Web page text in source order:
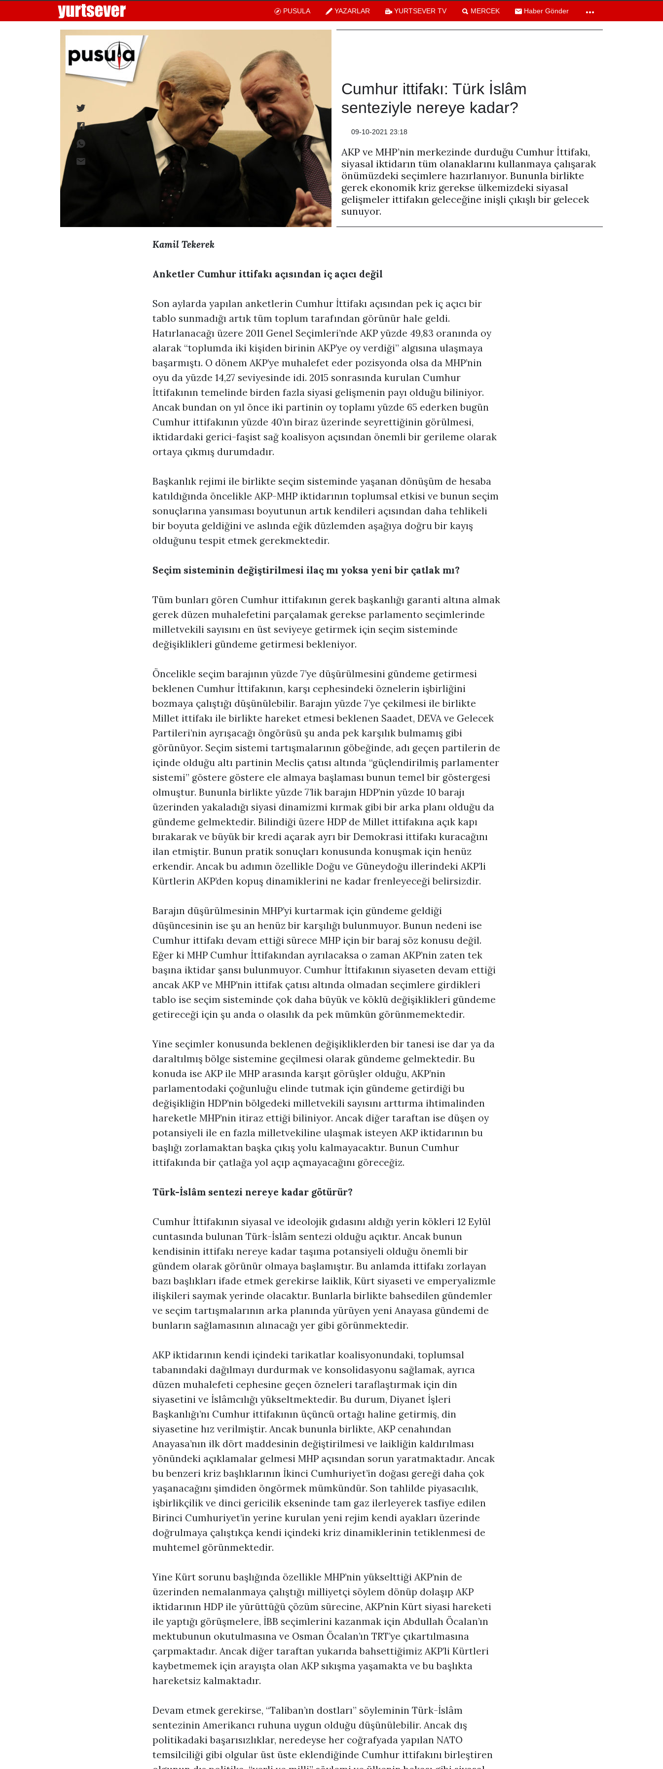
PUSULA YAZARLAR YURTSEVER TV MERCEK Haber Gönder
Cumhur ittifakı: Türk İslâm
senteziyle nereye kadar?
09-10-2021 23:18
AKP ve MHP’nin merkezinde durduğu Cumhur İttifakı,
siyasal iktidarın tüm olanaklarını kullanmaya çalışarak
önümüzdeki seçimlere hazırlanıyor. Bununla birlikte
gerek ekonomik kriz gerekse ülkemizdeki siyasal
gelişmeler ittifakın geleceğine inişli çıkışlı bir gelecek
sunuyor.
Kamil Tekerek
Anketler Cumhur ittifakı açısından iç açıcı değil
Son aylarda yapılan anketlerin Cumhur İttifakı açısından pek iç açıcı bir
tablo sunmadığı artık tüm toplum tarafından görünür hale geldi.
Hatırlanacağı üzere 2011 Genel Seçimleri’nde AKP yüzde 49,83 oranında oy
alarak “toplumda iki kişiden birinin AKP’ye oy verdiği” algısına ulaşmaya
başarmıştı. O dönem AKP’ye muhalefet eder pozisyonda olsa da MHP’nin
oyu da yüzde 14,27 seviyesinde idi. 2015 sonrasında kurulan Cumhur
İttifakının temelinde birden fazla siyasi gelişmenin payı olduğu biliniyor.
Ancak bundan on yıl önce iki partinin oy toplamı yüzde 65 ederken bugün
Cumhur ittifakının yüzde 40’ın biraz üzerinde seyrettiğinin görülmesi,
iktidardaki gerici-faşist sağ koalisyon açısından önemli bir gerileme olarak
ortaya çıkmış durumdadır.
Başkanlık rejimi ile birlikte seçim sisteminde yaşanan dönüşüm de hesaba
katıldığında öncelikle AKP-MHP iktidarının toplumsal etkisi ve bunun seçim
sonuçlarına yansıması boyutunun artık kendileri açısından daha tehlikeli
bir boyuta geldiğini ve aslında eğik düzlemden aşağıya doğru bir kayış
olduğunu tespit etmek gerekmektedir.
Seçim sisteminin değiştirilmesi ilaç mı yoksa yeni bir çatlak mı?
Tüm bunları gören Cumhur ittifakının gerek başkanlığı garanti altına almak
gerek düzen muhalefetini parçalamak gerekse parlamento seçimlerinde
milletvekili sayısını en üst seviyeye getirmek için seçim sisteminde
değişiklikleri gündeme getirmesi bekleniyor.
Öncelikle seçim barajının yüzde 7’ye düşürülmesini gündeme getirmesi
beklenen Cumhur İttifakının, karşı cephesindeki öznelerin işbirliğini
bozmaya çalıştığı düşünülebilir. Barajın yüzde 7’ye çekilmesi ile birlikte
Millet ittifakı ile birlikte hareket etmesi beklenen Saadet, DEVA ve Gelecek
Partileri’nin ayrışacağı öngörüsü şu anda pek karşılık bulmamış gibi
görünüyor. Seçim sistemi tartışmalarının göbeğinde, adı geçen partilerin de
içinde olduğu altı partinin Meclis çatısı altında “güçlendirilmiş parlamenter
sistemi” göstere göstere ele almaya başlaması bunun temel bir göstergesi
olmuştur. Bununla birlikte yüzde 7’lik barajın HDP’nin yüzde 10 barajı
üzerinden yakaladığı siyasi dinamizmi kırmak gibi bir arka planı olduğu da
gündeme gelmektedir. Bilindiği üzere HDP de Millet ittifakına açık kapı
bırakarak ve büyük bir kredi açarak ayrı bir Demokrasi ittifakı kuracağını
ilan etmiştir. Bunun pratik sonuçları konusunda konuşmak için henüz
erkendir. Ancak bu adımın özellikle Doğu ve Güneydoğu illerindeki AKP’li
Kürtlerin AKP’den kopuş dinamiklerini ne kadar frenleyeceği belirsizdir.
Barajın düşürülmesinin MHP’yi kurtarmak için gündeme geldiği
düşüncesinin ise şu an henüz bir karşılığı bulunmuyor. Bunun nedeni ise
Cumhur ittifakı devam ettiği sürece MHP için bir baraj söz konusu değil.
Eğer ki MHP Cumhur İttifakından ayrılacaksa o zaman AKP’nin zaten tek
başına iktidar şansı bulunmuyor. Cumhur İttifakının siyaseten devam ettiği
ancak AKP ve MHP’nin ittifak çatısı altında olmadan seçimlere girdikleri
tablo ise seçim sisteminde çok daha büyük ve köklü değişiklikleri gündeme
getireceği için şu anda o olasılık da pek mümkün görünmemektedir.
Yine seçimler konusunda beklenen değişikliklerden bir tanesi ise dar ya da
daraltılmış bölge sistemine geçilmesi olarak gündeme gelmektedir. Bu
konuda ise AKP ile MHP arasında karşıt görüşler olduğu, AKP’nin
parlamentodaki çoğunluğu elinde tutmak için gündeme getirdiği bu
değişikliğin HDP’nin bölgedeki milletvekili sayısını arttırma ihtimalinden
hareketle MHP’nin itiraz ettiği biliniyor. Ancak diğer taraftan ise düşen oy
potansiyeli ile en fazla milletvekiline ulaşmak isteyen AKP iktidarının bu
başlığı zorlamaktan başka çıkış yolu kalmayacaktır. Bunun Cumhur
ittifakında bir çatlağa yol açıp açmayacağını göreceğiz.
Türk-İslâm sentezi nereye kadar götürür?
Cumhur İttifakının siyasal ve ideolojik gıdasını aldığı yerin kökleri 12 Eylül
cuntasında bulunan Türk-İslâm sentezi olduğu açıktır. Ancak bunun
kendisinin ittifakı nereye kadar taşıma potansiyeli olduğu önemli bir
gündem olarak görünür olmaya başlamıştır. Bu anlamda ittifakı zorlayan
bazı başlıkları ifade etmek gerekirse laiklik, Kürt siyaseti ve emperyalizmle
ilişkileri saymak yerinde olacaktır. Bunlarla birlikte bahsedilen gündemler
ve seçim tartışmalarının arka planında yürüyen yeni Anayasa gündemi de
bunların sağlamasının alınacağı yer gibi görünmektedir.
AKP iktidarının kendi içindeki tarikatlar koalisyonundaki, toplumsal
tabanındaki dağılmayı durdurmak ve konsolidasyonu sağlamak, ayrıca
düzen muhalefeti cephesine geçen özneleri taraflaştırmak için din
siyasetini ve İslâmcılığı yükseltmektedir. Bu durum, Diyanet İşleri
Başkanlığı’nı Cumhur ittifakının üçüncü ortağı haline getirmiş, din
siyasetine hız verilmiştir. Ancak bununla birlikte, AKP cenahından
Anayasa’nın ilk dört maddesinin değiştirilmesi ve laikliğin kaldırılması
yönündeki açıklamalar gelmesi MHP açısından sorun yaratmaktadır. Ancak
bu benzeri kriz başlıklarının İkinci Cumhuriyet’in doğası gereği daha çok
yaşanacağını şimdiden öngörmek mümkündür. Son tahlilde piyasacılık,
işbirlikçilik ve dinci gericilik ekseninde tam gaz ilerleyerek tasfiye edilen
Birinci Cumhuriyet’in yerine kurulan yeni rejim kendi ayakları üzerinde
doğrulmaya çalıştıkça kendi içindeki kriz dinamiklerinin tetiklenmesi de
muhtemel görünmektedir.
Yine Kürt sorunu başlığında özellikle MHP’nin yükselttiği AKP’nin de
üzerinden nemalanmaya çalıştığı milliyetçi söylem dönüp dolaşıp AKP
iktidarının HDP ile yürüttüğü çözüm sürecine, AKP’nin Kürt siyasi hareketi
ile yaptığı görüşmelere, İBB seçimlerini kazanmak için Abdullah Öcalan’ın
mektubunun okutulmasına ve Osman Öcalan’ın TRT’ye çıkartılmasına
çarpmaktadır. Ancak diğer taraftan yukarıda bahsettiğimiz AKP’li Kürtleri
kaybetmemek için arayışta olan AKP sıkışma yaşamakta ve bu başlıkta
hareketsiz kalmaktadır.
Devam etmek gerekirse, “Taliban’ın dostları” söyleminin Türk-İslâm
sentezinin Amerikancı ruhuna uygun olduğu düşünülebilir. Ancak dış
politikadaki başarısızlıklar, neredeyse her coğrafyada yapılan NATO
temsilciliği gibi olgular üst üste eklendiğinde Cumhur ittifakını birleştiren